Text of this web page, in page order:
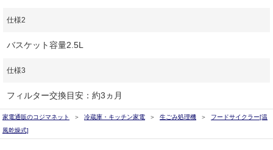
仕様2
バスケット容量2.5L
仕様3
フィルター交換目安：約3ヵ月
家電通販のコジマネット 冷蔵庫・キッチン家電 生ごみ処理機
フードサイクラー[温
風乾燥式]